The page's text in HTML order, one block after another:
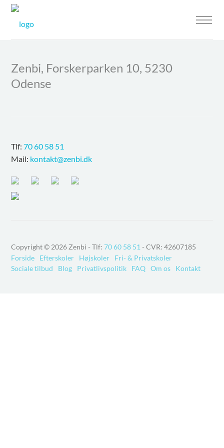
Zenbi, Forskerparken 10, 5230
Odense
Tlf:70 60 58 51
Mail: kontakt@zenbi.dk
Copyright © 2026 Zenbi - Tlf:70 60 58 51 - CVR: 42607185
Forside
Efterskoler Højskoler
Fri- & Privatskoler
Sociale tilbud
Blog Privatlivspolitik FAQ Om os Kontakt